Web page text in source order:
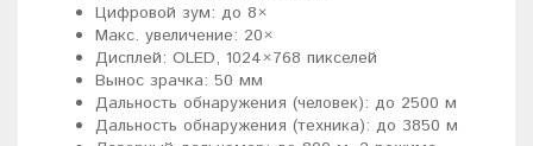
Цифровой зум: до 8×
Макс. увеличение: 20×
Дисплей: OLED, 1024×768 пикселей
Вынос зрачка: 50 мм
Дальность обнаружения (человек): до 2500 м
Дальность обнаружения (техника): до 3850 м